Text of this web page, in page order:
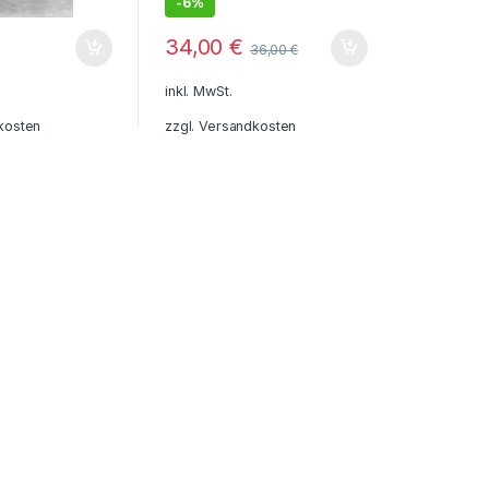
gewählt werden 34,00€ 36,00€
inkl. MwSt.
zzgl.Versandkosten
gewählt werden